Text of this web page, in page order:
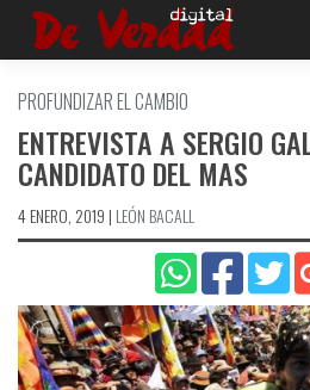
Saltar
PROFUNDIZAR EL CAMBIO
ENTREVISTA A SERGIO
CANDIDATO DEL MAS
4 ENERO, 2019 | LEÓN BACALL